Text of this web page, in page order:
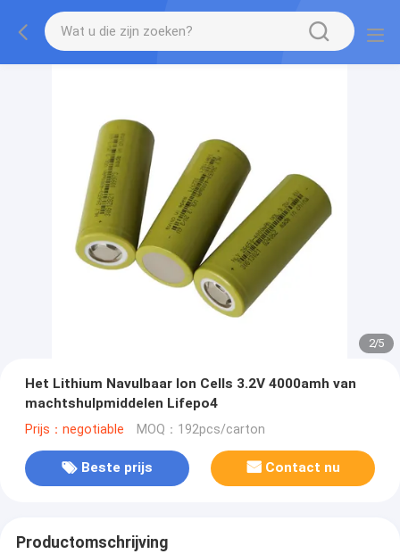
2/5
Het Lithium Navulbaar Ion Cells 3.2V 4000amh van
machtshulpmiddelen Lifepo4
Prijs：negotiable MOQ：192pcs/carton
Beste prijs Contact nu
Productomschrijving